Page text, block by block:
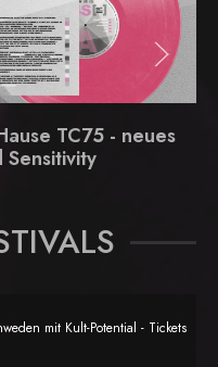
TC75 - neues
Sensitivity
mit Kult-Potential - Tickets